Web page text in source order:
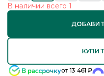
В наличии всего1
от13 461 ₽